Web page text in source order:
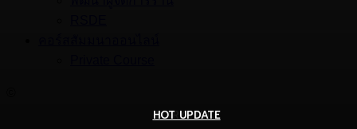
MARKETING
HOT UPDATE
HOT UPDATE